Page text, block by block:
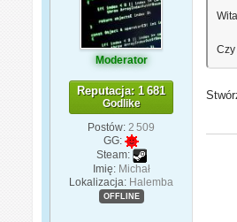
Moderator
Reputacja: 1 681
Godlike
Postów: 2 509
GG:
Steam:
Imię: Michał
Lokalizacja: Halemba
OFFLINE
Czy